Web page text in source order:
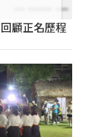
顧正名歷程